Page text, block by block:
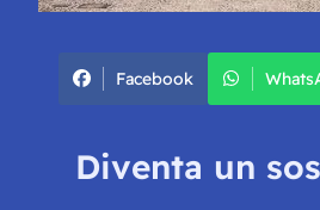
Facebook
Diventa un